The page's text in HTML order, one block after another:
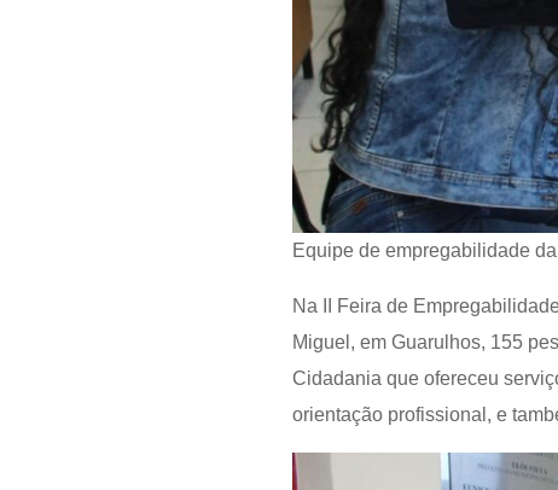
Equipe de empregabilidade
Na II Feira de
Miguel, em Guarulhos, 155
Cidadania que ofereceu
orientação profissional, e